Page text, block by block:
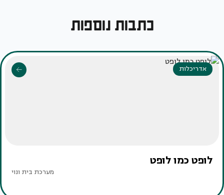
כתבות נוספות
אדריכלות
לופט כמו לופט
מערכת בית ונוי